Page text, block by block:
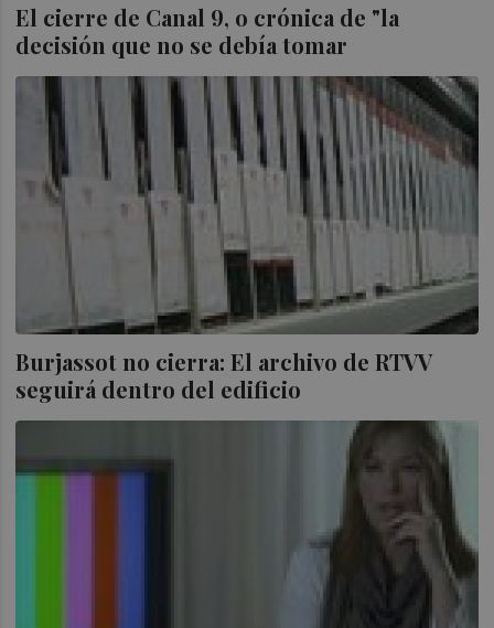
El cierre de Canal 9, o crónica de "la
decisión que no se debía tomar
Burjassot no cierra: El archivo de RTVV
seguirá dentro del edificio